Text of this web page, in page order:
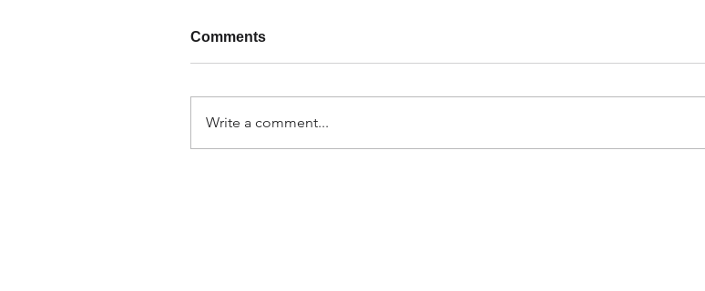
Comments
Write a comment...